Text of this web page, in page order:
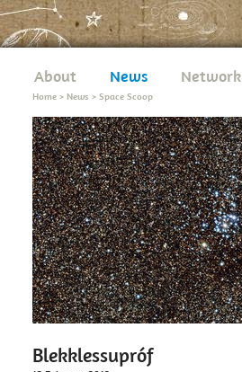
About News Network
Home > News > Space Scoop
Blekklessupróf